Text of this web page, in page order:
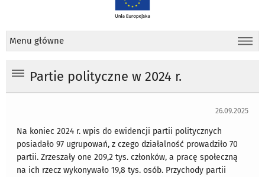
Menu główne
Partie polityczne w 2024 r.
26.09.2025
Na koniec 2024 r. wpis do ewidencji partii politycznych
posiadało 97 ugrupowań, z czego działalność prowadziło 70
partii. Zrzeszały one 209,2 tys. członków, a pracę społeczną
na ich rzecz wykonywało 19,8 tys. osób. Przychody partii